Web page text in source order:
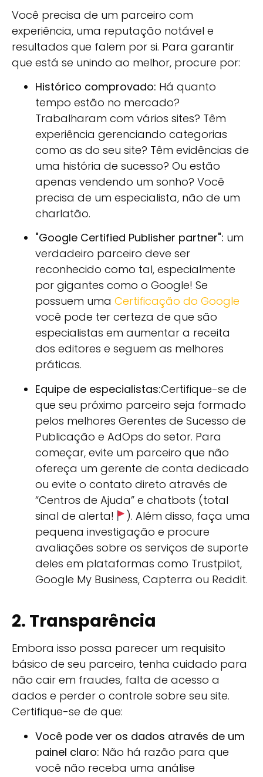
Você precisa de um parceiro com
experiência, uma reputação notável e
resultados que falem por si. Para garantir
que está se unindo ao melhor, procure por:
Histórico comprovado: Há quanto
tempo estão no mercado?
Trabalharam com vários sites? Têm
experiência gerenciando categorias
como as do seu site? Têm evidências de
uma história de sucesso? Ou estão
apenas vendendo um sonho? Você
precisa de um especialista, não de um
charlatão.
"Google Certified Publisher partner": um
verdadeiro parceiro deve ser
reconhecido como tal, especialmente
por gigantes como o Google! Se
possuem uma Certificação do Google
você pode ter certeza de que são
especialistas em aumentar a receita
dos editores e seguem as melhores
práticas.
Equipe de especialistas:Certifique-se de
que seu próximo parceiro seja formado
pelos melhores Gerentes de Sucesso de
Publicação e AdOps do setor. Para
começar, evite um parceiro que não
ofereça um gerente de conta dedicado
ou evite o contato direto através de
“Centros de Ajuda” e chatbots (total
sinal de alerta!
). Além disso, faça uma
pequena investigação e procure
avaliações sobre os serviços de suporte
deles em plataformas como Trustpilot,
Google My Business, Capterra ou Reddit.
2. Transparência
Embora isso possa parecer um requisito
básico de seu parceiro, tenha cuidado para
não cair em fraudes, falta de acesso a
dados e perder o controle sobre seu site.
Certifique-se de que:
Você pode ver os dados através de um
painel claro: Não há razão para que
você não receba uma análise